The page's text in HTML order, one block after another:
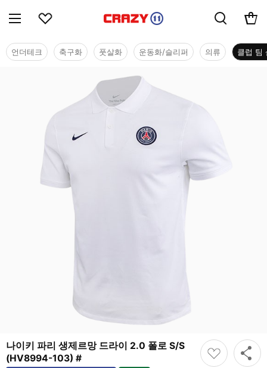
언더테크 축구화 풋살화 운동화/슬리퍼 의류 클럽 팀
나이키 파리 생제르망 드라이 2.0 폴로 S/S
(HV8994-103) #